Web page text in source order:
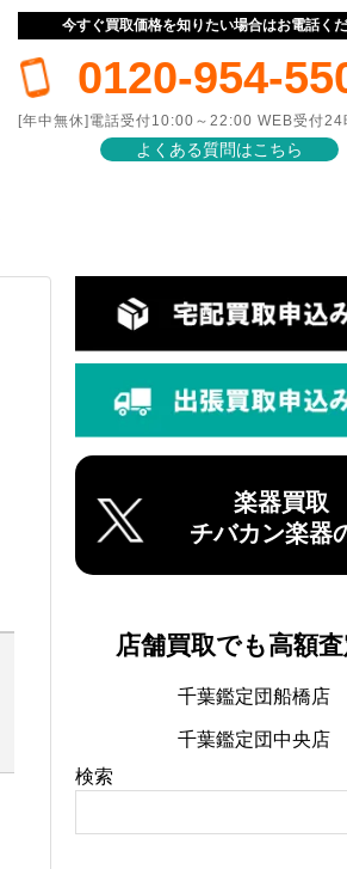
今すぐ買取価格を知りたい場合はお電話く
0120-954-
[年中無休]電話受付10:00～22:00 WEB受付24
よくある質問はこちら
楽器買取
チバカン楽器
店舗買取でも高額査
千葉鑑定団船橋店
千葉鑑定団中央店
検索